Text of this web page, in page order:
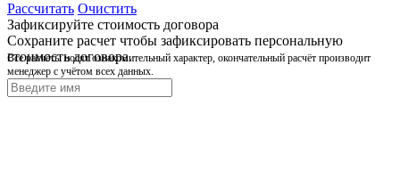
Рассчитать Очистить
Зафиксируйте стоимость договора
Сохраните расчет чтобы зафиксировать персональную
стоимость договора.
Все расчёты носят ознакомительный характер, окончательный расчёт производит
менеджер с учётом всех данных.